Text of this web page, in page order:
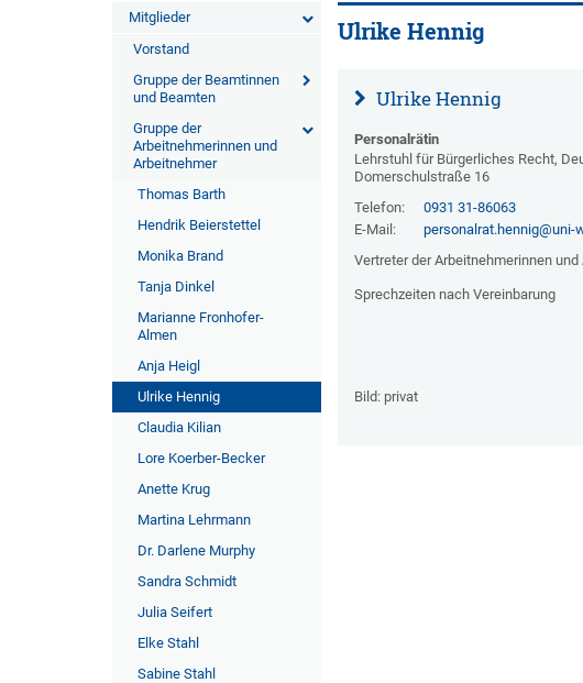
Mitglieder
Vorstand
Gruppe der Beamtinnen
und Beamten
Gruppe der
Arbeitnehmerinnen und
Arbeitnehmer
Thomas Barth
Hendrik Beierstettel
Monika Brand
Tanja Dinkel
Marianne Fronhofer-
Almen
Anja Heigl
Ulrike Hennig
Claudia Kilian
Lore Koerber-Becker
Anette Krug
Martina Lehrmann
Dr. Darlene Murphy
Sandra Schmidt
Julia Seifert
Elke Stahl
Sabine Stahl
Ulrike Hennig
Ulrike Hennig
Personalrätin
Lehrstuhl für Bürgerliches Recht,
Domerschulstraße 16
Telefon:
0931 31-86063
E-Mail:
personalrat.hennig@uni-
Vertreter der Arbeitnehmerinnen
Sprechzeiten nach Vereinbarung
Bild: privat